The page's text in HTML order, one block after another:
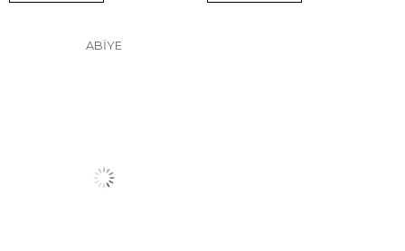
ABİYE